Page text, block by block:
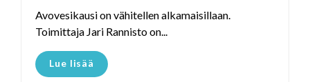
Avovesikausi on vähitellen alkamaisillaan.
Toimittaja Jari Rannisto on...
Lue lisää